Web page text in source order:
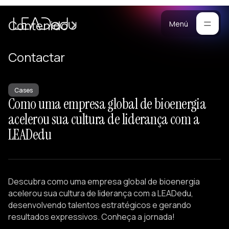
Menú
de
de
Metodología
Portafolio
Contenido
Casos
Blog
Materiales
Contactar
Como uma empresa global de bioenergia
acelerou sua cultura de liderança com a
LEADedu
Cases
Descubra como uma empresa global de bioenergia
acelerou sua cultura de liderança com a LEADedu,
desenvolvendo talentos estratégicos e gerando
resultados expressivos. Conheça a jornada!